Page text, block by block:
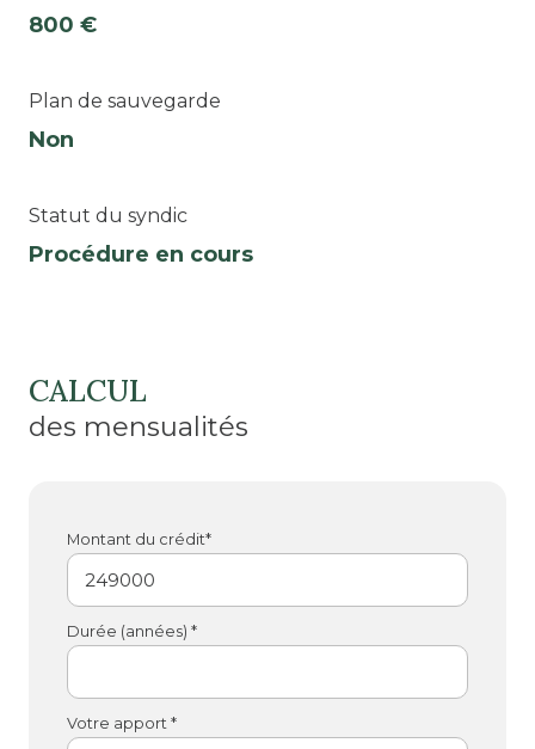
800 €
Plan de sauvegarde
Non
Statut du syndic
Procédure en cours
CALCUL
des mensualités
Montant du crédit*
Durée (années) *
Votre apport *